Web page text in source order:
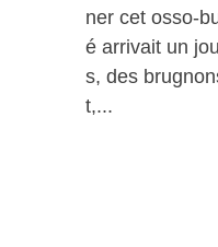
ner cet osso-
é arrivait un
s, des
t,...